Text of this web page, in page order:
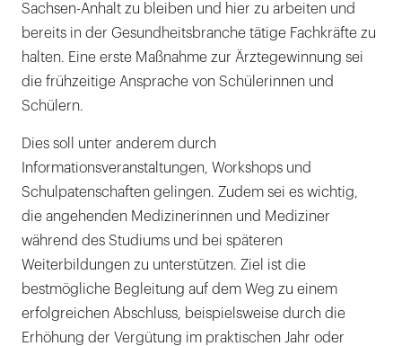
Sachsen-Anhalt zu bleiben und hier zu arbeiten und
bereits in der Gesundheitsbranche tätige Fachkräfte zu
halten. Eine erste Maßnahme zur Ärztegewinnung sei
die frühzeitige Ansprache von Schülerinnen und
Schülern.
Dies soll unter anderem durch
Informationsveranstaltungen, Workshops und
Schulpatenschaften gelingen. Zudem sei es wichtig,
die angehenden Medizinerinnen und Mediziner
während des Studiums und bei späteren
Weiterbildungen zu unterstützen. Ziel ist die
bestmögliche Begleitung auf dem Weg zu einem
erfolgreichen Abschluss, beispielsweise durch die
Erhöhung der Vergütung im praktischen Jahr oder